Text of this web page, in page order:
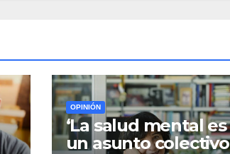
OPINIÓN
‘La salud mental es
un asunto colectivo